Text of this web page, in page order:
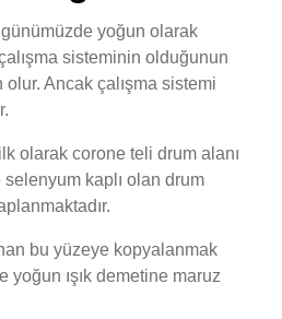
yoğun olarak
sisteminin olduğunun
Ancak çalışma sistemi
olarak corone teli drum alanı
kaplı olan drum
bu yüzeye kopyalanmak
yoğun ışık demetine maruz